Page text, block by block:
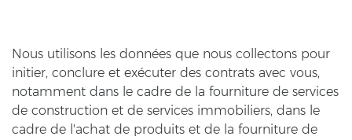
Nous uti­li­sons les données que nous coll­ec­tons pour
in­itier, con­clu­re et exécuter des cont­rats avec vous,
no­tam­ment dans le cadre de la four­ni­tu­re de ser­vices
de con­struc­tion et de ser­vices im­mo­bi­liers, dans le
cadre de l'achat de pro­duits et de la four­ni­tu­re de